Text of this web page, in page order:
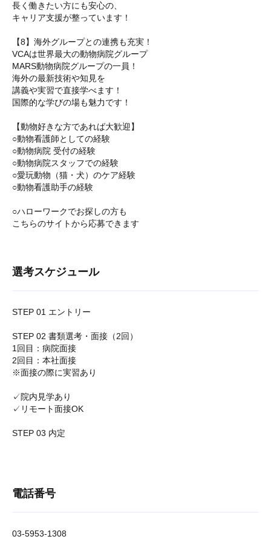
長く働きたい方にも安心の、
キャリア支援が整っています！
【8】海外グループとの連携も充実！
VCAは世界最大の動物病院グループ
MARS動物病院グループの一員！
海外の最新技術や知見を
講義や実習で直接学べます！
国際的な学びの場も魅力です！
【動物好きな方であれば大歓迎】
○動物看護師としての経験
○動物病院 受付の経験
○動物病院スタッフでの経験
○愛玩動物（猫・犬）のケア経験
○動物看護助手の経験
○ハローワークでお探しの方も
こちらのサイトから応募できます
選考スケジュール
STEP 01 エントリー
STEP 02 書類選考・面接（2回）
1回目：病院面接
2回目：本社面接
※面接の際に実習あり
✓院内見学あり
✓リモート面接OK
STEP 03 内定
電話番号
03-5953-1308